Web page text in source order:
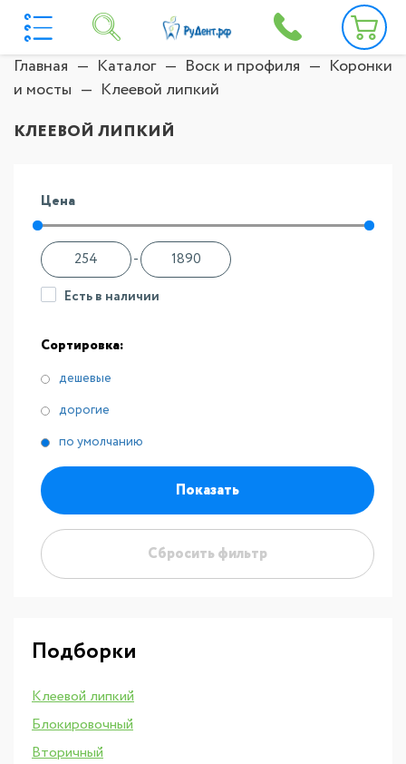
Главная Каталог Воск и профиля
Коронки
и мосты
Клеевой липкий
КЛЕЕВОЙ ЛИПКИЙ
Цена
-
Есть в наличии
Сортировка:
дешевые
дорогие
по умолчанию
Показать
Сбросить фильтр
Подборки
Клеевой липкий
Блокировочный
Вторичный